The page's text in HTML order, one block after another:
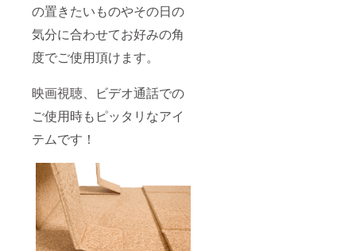
の置きたいものやその日の
気分に合わせてお好みの角
度でご使用頂けます。
映画視聴、ビデオ通話での
ご使用時もピッタリなアイ
テムです！